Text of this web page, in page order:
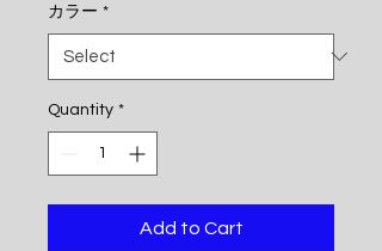
カラー *
Quantity *
Add to Cart